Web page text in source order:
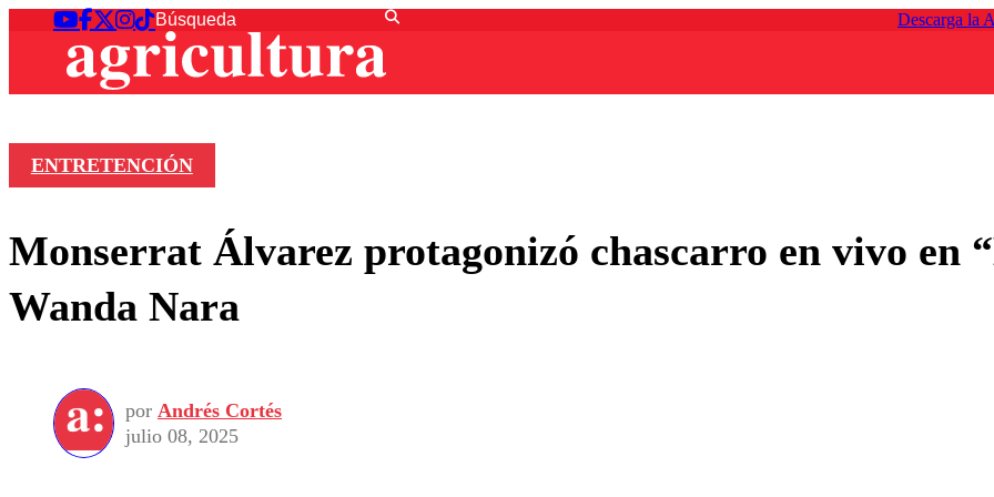
Descarga la
ENTRETENCIÓN
Monserrat Álvarez protagonizó chascarro en vivo en
Wanda Nara
por Andrés Cortés
julio 08, 2025